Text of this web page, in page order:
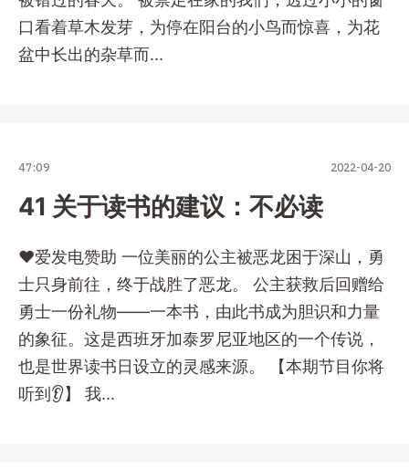
口看着草木发芽，为停在阳台的小鸟而惊喜，为花
盆中长出的杂草而...
47:09 2022-04-20
41 关于读书的建议：不必读
❤️爱发电赞助 一位美丽的公主被恶龙困于深山，勇
士只身前往，终于战胜了恶龙。 公主获救后回赠给
勇士一份礼物——一本书，由此书成为胆识和力量
的象征。这是西班牙加泰罗尼亚地区的一个传说，
也是世界读书日设立的灵感来源。 【本期节目你将
听到👂】 我...